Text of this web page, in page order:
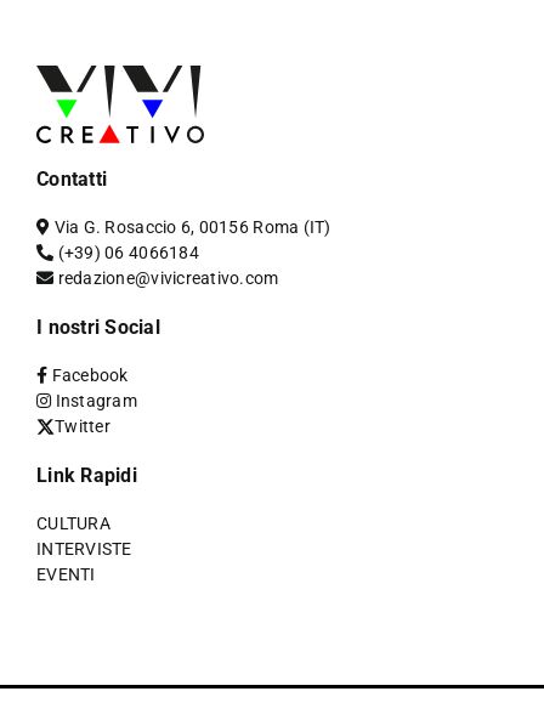
Contatti
Via G. Rosaccio 6, 00156 Roma (IT)
(+39) 06 4066184
redazione@vivicreativo.com
I nostri Social
Facebook
Instagram
Twitter
Link Rapidi
CULTURA
INTERVISTE
EVENTI